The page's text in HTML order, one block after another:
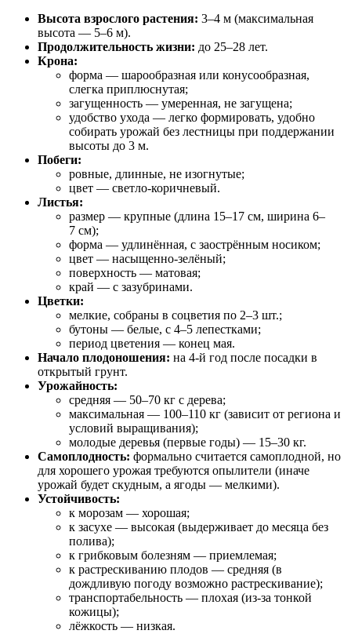
Высота взрослого растения: 3–4 м (максимальная
высота — 5–6 м).
Продолжительность жизни: до 25–28 лет.
Крона:
форма — шарообразная или конусообразная,
слегка приплюснутая;
загущенность — умеренная, не загущена;
удобство ухода — легко формировать, удобно
собирать урожай без лестницы при поддержании
высоты до 3 м.
Побеги:
ровные, длинные, не изогнутые;
цвет — светло‑коричневый.
Листья:
размер — крупные (длина 15–17 см, ширина 6–
7 см);
форма — удлинённая, с заострённым носиком;
цвет — насыщенно‑зелёный;
поверхность — матовая;
край — с зазубринами.
Цветки:
мелкие, собраны в соцветия по 2–3 шт.;
бутоны — белые, с 4–5 лепестками;
период цветения — конец мая.
Начало плодоношения: на 4‑й год после посадки в
открытый грунт.
Урожайность:
средняя — 50–70 кг с дерева;
максимальная — 100–110 кг (зависит от региона и
условий выращивания);
молодые деревья (первые годы) — 15–30 кг.
Самоплодность: формально считается самоплодной, но
для хорошего урожая требуются опылители (иначе
урожай будет скудным, а ягоды — мелкими).
Устойчивость:
к морозам — хорошая;
к засухе — высокая (выдерживает до месяца без
полива);
к грибковым болезням — приемлемая;
к растрескиванию плодов — средняя (в
дождливую погоду возможно растрескивание);
транспортабельность — плохая (из‑за тонкой
кожицы);
лёжкость — низкая.